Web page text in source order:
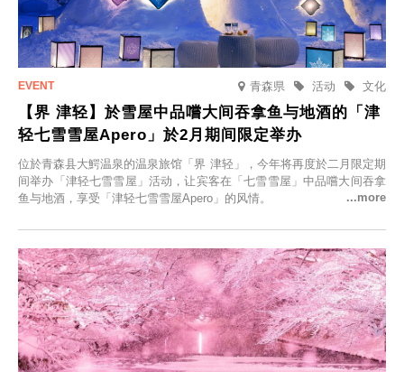
青森県 文化
活动
【界 津轻】於雪屋中品嚐大间吞拿鱼与地酒的「津
轻七雪雪屋Apero」於2月期间限定举办
位於青森县大鰐温泉的温泉旅馆「界 津轻」，今年将再度於二月限定期
间举办「津轻七雪雪屋」活动，让宾客在「七雪雪屋」中品嚐大间吞拿
鱼与地酒，享受「津轻七雪雪屋Apero」的风情。